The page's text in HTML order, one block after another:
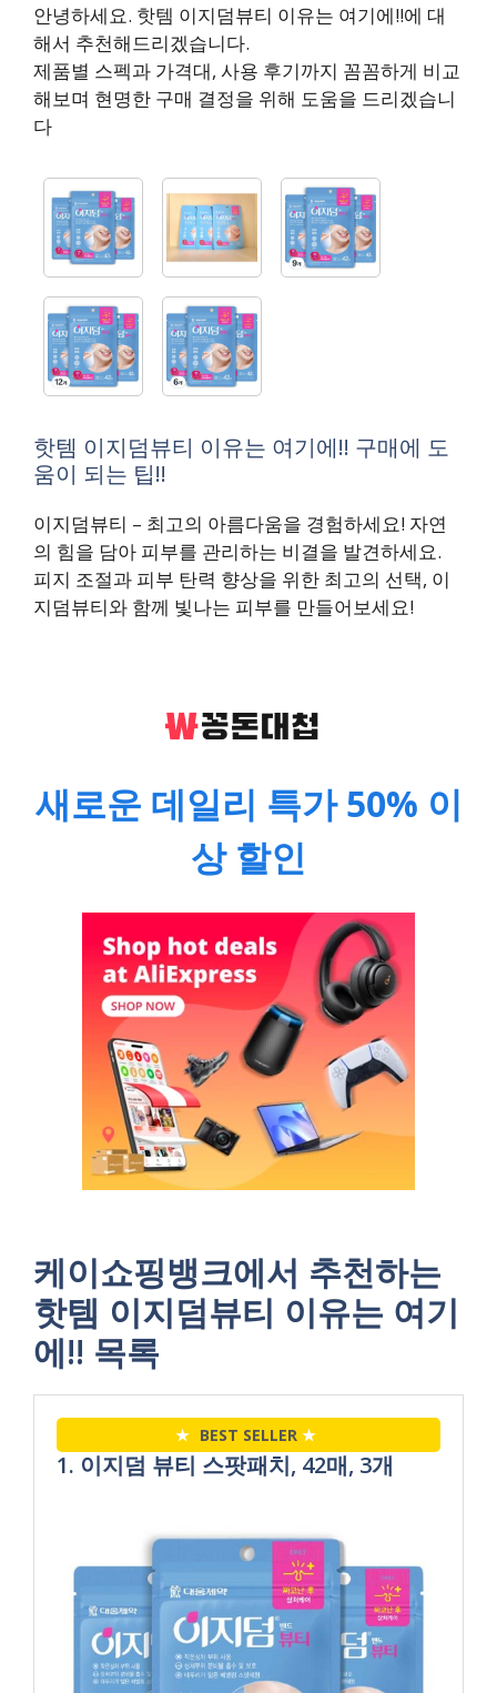
안녕하세요. 핫템 이지덤뷰티 이유는 여기에!!에 대
해서 추천해드리겠습니다.
제품별 스펙과 가격대, 사용 후기까지 꼼꼼하게 비교
해보며 현명한 구매 결정을 위해 도움을 드리겠습니
다
핫템 이지덤뷰티 이유는 여기에!! 구매에 도
움이 되는 팁!!
이지덤뷰티 – 최고의 아름다움을 경험하세요! 자연
의 힘을 담아 피부를 관리하는 비결을 발견하세요.
피지 조절과 피부 탄력 향상을 위한 최고의 선택, 이
지덤뷰티와 함께 빛나는 피부를 만들어보세요!
새로운 데일리 특가 50% 이
상 할인
케이쇼핑뱅크에서 추천하는
핫템 이지덤뷰티 이유는 여기
에!! 목록
★ BEST SELLER ★
1. 이지덤 뷰티 스팟패치, 42매, 3개